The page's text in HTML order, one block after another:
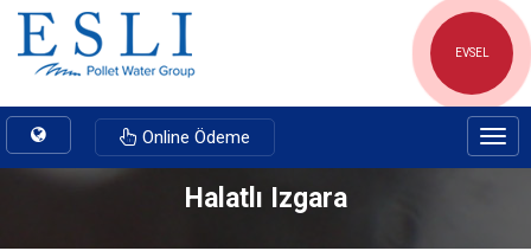
EVSEL
Toggle
navigation
Online Ödeme
Halatlı Izgara